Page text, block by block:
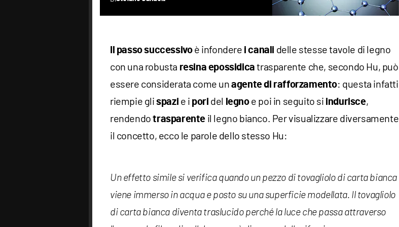
Il passo successivoè infondere i canali delle stesse tavole di legno
con una robusta resina epossidica trasparente che, secondo Hu, può
essere considerata come un agente di rafforzamento: questa infatti
riempie glispazi e i pori del legnoe poi in seguito si indurisce,
rendendotrasparente il legno bianco. Per visualizzare diversamente
il concetto, ecco le parole dello stesso Hu:
Un effetto simile si verifica quando un pezzo di tovagliolo di carta bianca
viene immerso in acqua e posto su una superficie modellata. Il tovagliolo
di carta bianca diventa traslucido perché la luce che passa attraverso